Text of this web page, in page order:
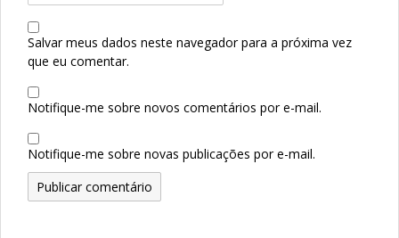
Salvar meus dados neste navegador para a próxima vez
que eu comentar.
Notifique-me sobre novos comentários por e-mail.
Notifique-me sobre novas publicações por e-mail.